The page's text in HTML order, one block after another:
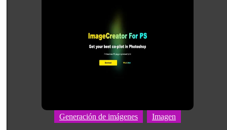
Generación de imágenes Imagen